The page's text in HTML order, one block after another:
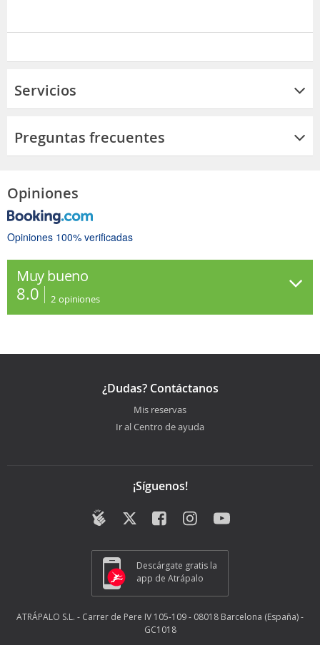
Servicios
Preguntas frecuentes
Opiniones
Opiniones 100% verificadas
Muy bueno
8.0 2 opiniones
¿Dudas? Contáctanos
Mis reservas
Ir al Centro de ayuda
¡Síguenos!
Descárgate gratis la
app de Atrápalo
ATRÁPALO S.L. - Carrer de Pere IV 105-109 - 08018 Barcelona (España) -
GC1018